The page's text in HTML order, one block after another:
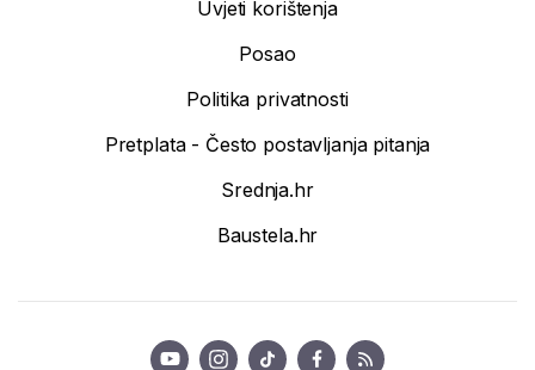
Uvjeti korištenja
Posao
Politika privatnosti
Pretplata - Često postavljanja pitanja
Srednja.hr
Baustela.hr